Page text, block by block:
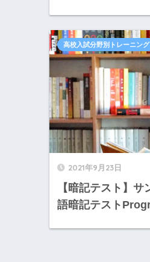
2021年9月23日
【暗記テスト】
語暗記テスト
高校入試分野別トレーニング